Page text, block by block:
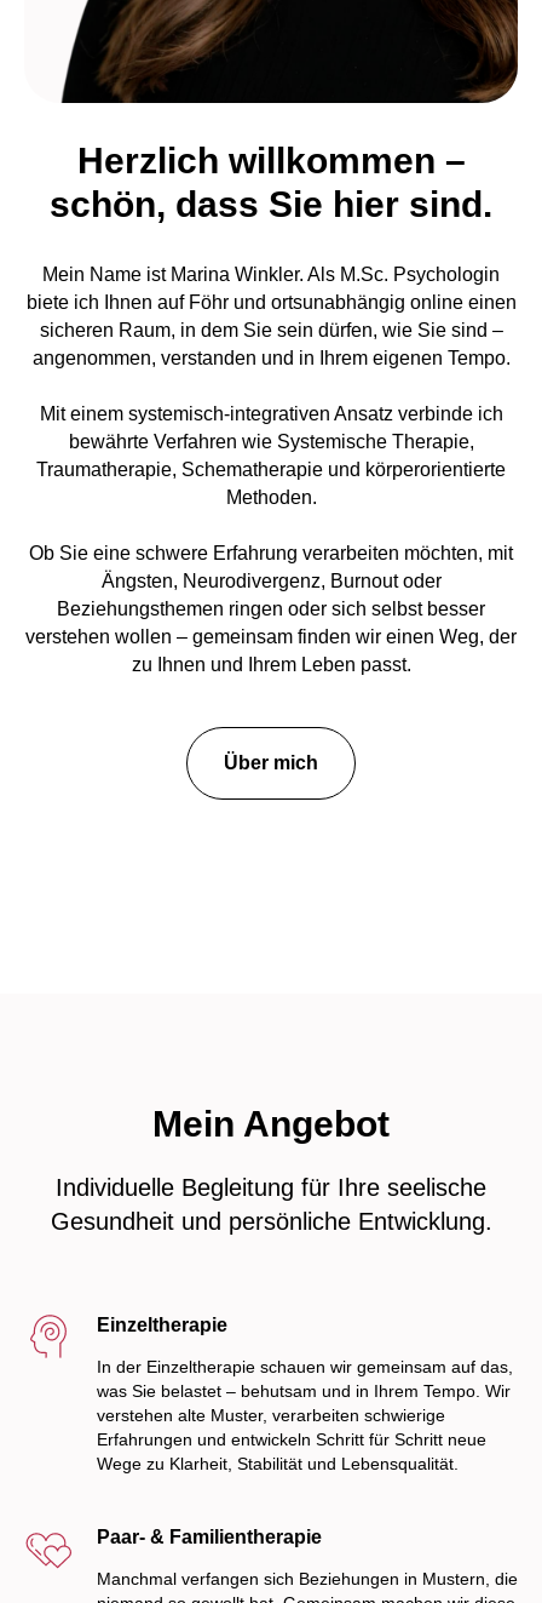
Herzlich willkommen –
schön, dass Sie hier sind.
Mein Name ist Marina Winkler. Als M.Sc. Psychologin
biete ich Ihnen auf Föhr und ortsunabhängig online einen
sicheren Raum, in dem Sie sein dürfen, wie Sie sind –
angenommen, verstanden und in Ihrem eigenen Tempo.
Mit einem systemisch-integrativen Ansatz verbinde ich
bewährte Verfahren wie Systemische Therapie,
Traumatherapie, Schematherapie und körperorientierte
Methoden.
Ob Sie eine schwere Erfahrung verarbeiten möchten, mit
Ängsten, Neurodivergenz, Burnout oder
Beziehungsthemen ringen oder sich selbst besser
verstehen wollen – gemeinsam finden wir einen Weg, der
zu Ihnen und Ihrem Leben passt.
Über mich
Mein Angebot
Individuelle Begleitung für Ihre seelische
Gesundheit und persönliche Entwicklung.
Einzeltherapie
In der Einzeltherapie schauen wir gemeinsam auf das,
was Sie belastet – behutsam und in Ihrem Tempo. Wir
verstehen alte Muster, verarbeiten schwierige
Erfahrungen und entwickeln Schritt für Schritt neue
Wege zu Klarheit, Stabilität und Lebensqualität.
Paar- & Familientherapie
Manchmal verfangen sich Beziehungen in Mustern, die